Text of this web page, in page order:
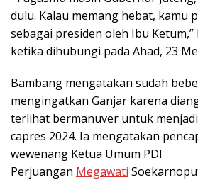
dulu. Kalau memang hebat, kamu
sebagai presiden oleh Ibu
ketika dihubungi pada Ahad, 23
Bambang mengatakan sudah
mengingatkan Ganjar karena
terlihat bermanuver untuk
capres 2024. Ia mengatakan
wewenang Ketua Umum PDI
Perjuangan Megawati